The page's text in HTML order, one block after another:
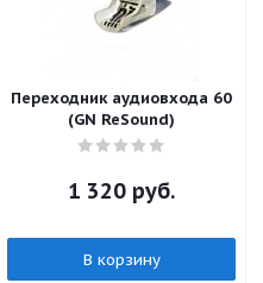
Переходник аудиовхода 60
(GN ReSound)
1 320 руб.
В корзину